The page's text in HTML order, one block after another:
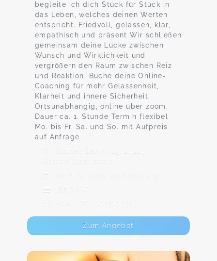
begleite ich dich Stück für Stück in
das Leben, welches deinen Werten
entspricht. Friedvoll, gelassen, klar,
empathisch und präsent Wir schließen
gemeinsam deine Lücke zwischen
Wunsch und Wirklichkeit und
vergrößern den Raum zwischen Reiz
und Reaktion. Buche deine Online-
Coaching für mehr Gelassenheit,
Klarheit und innere Sicherheit.
Ortsunabhängig, online über zoom.
Dauer ca. 1. Stunde Termin flexibel
Mo. bis Fr. Sa. und So. mit Aufpreis
auf Anfrage
Stohler Damm 15, 24214
Gettorf Über zoom
Termine nach Vereinbarung
155,00 €
Max. 1 TeilnehmerInnen
Zum Angebot